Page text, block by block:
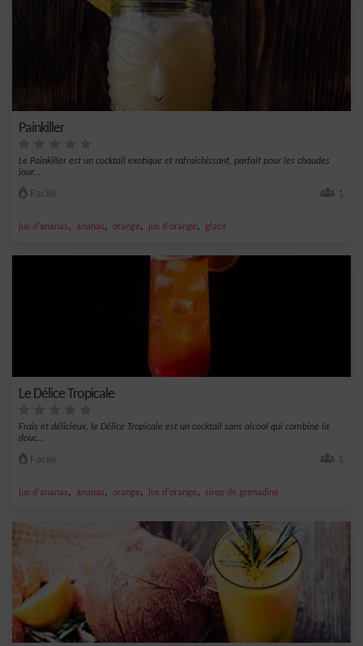
Painkiller
Le Painkiller est un cocktail exotique et rafraîchissant, parfait pour les chaudes
jour...
Facile 1
jus d'ananas, ananas, orange, jus d'orange, glace
Le Délice Tropicale
Frais et délicieux, le Délice Tropicale est un cocktail sans alcool qui combine la
douc...
Facile 1
jus d'ananas, ananas, orange, jus d'orange, sirop de grenadine